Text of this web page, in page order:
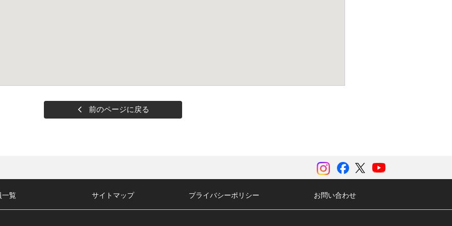
前のページに戻る
ツイッター
Facebook
instagram
一覧 サイトマップ プライバシーポリシー お問い合わせ